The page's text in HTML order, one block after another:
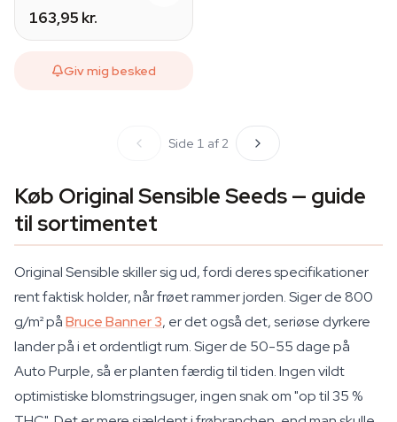
163,95 kr.
Giv mig besked
Side 1 af 2
Køb Original Sensible Seeds — guide
til sortimentet
Original Sensible skiller sig ud, fordi deres specifikationer
rent faktisk holder, når frøet rammer jorden. Siger de 800
g/m² påBruce Banner 3, er det også det, seriøse dyrkere
lander på i et ordentligt rum. Siger de 50-55 dage på
Auto Purple, så er planten færdig til tiden. Ingen vildt
optimistiske blomstringsuger, ingen snak om "op til 35 %